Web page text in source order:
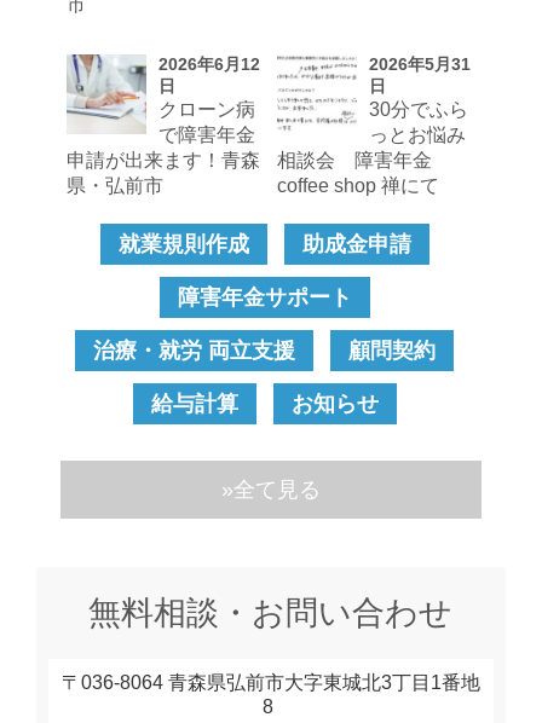
市
2026年6月12
日
クローン病
で障害年金
申請が出来ます！青森
県・弘前市
2026年5月31
日
30分でふら
っとお悩み
相談会 障害年金
coffee shop 禅にて
就業規則作成 助成金申請
障害年金サポート
治療・就労 両立支援 顧問契約
給与計算 お知らせ
»全て見る
無料相談・お問い合わせ
〒036-8064 青森県弘前市大字東城北3丁目1番地
8